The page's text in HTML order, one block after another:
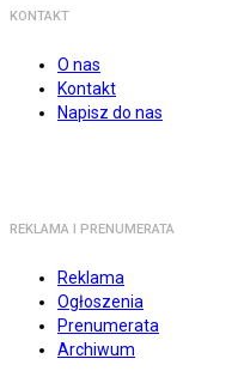
KONTAKT
O nas
Kontakt
Napisz do nas
REKLAMA I PRENUMERATA
Reklama
Ogłoszenia
Prenumerata
Archiwum